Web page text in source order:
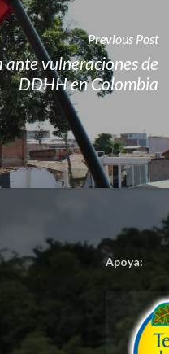
Previous Post
ante vulneraciones de
DDHH en Colombia
Apoya: